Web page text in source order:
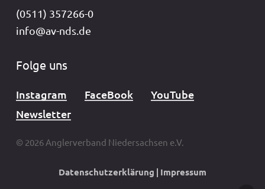
(0511) 357266-0
info@av-nds.de
Folge uns
Instagram FaceBook
YouTube
Newsletter
© 2026 Anglerverband Niedersachsen e.V.
Datenschutzerklärung | Impressum